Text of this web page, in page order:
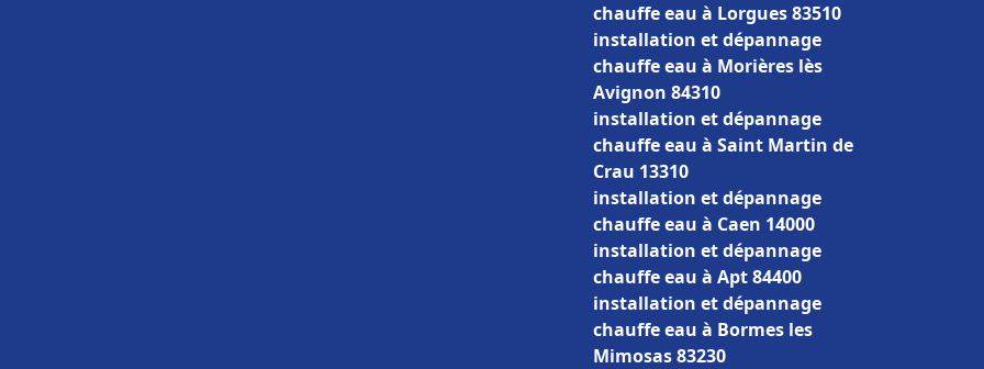
chauffe eau à Lorgues 83510
installation et dépannage
chauffe eau à Morières lès
Avignon 84310
installation et dépannage
chauffe eau à Saint Martin de
Crau 13310
installation et dépannage
chauffe eau à Caen 14000
installation et dépannage
chauffe eau à Apt 84400
installation et dépannage
chauffe eau à Bormes les
Mimosas 83230